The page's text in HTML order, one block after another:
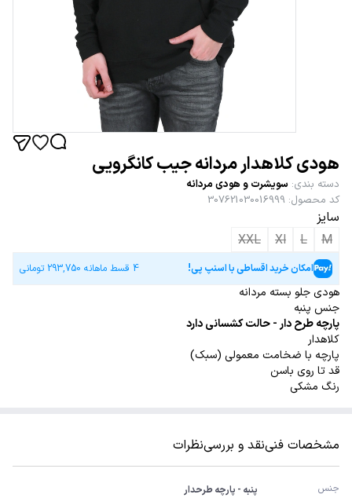
هودی کلاهدار مردانه جیب کانگرویی
دسته بندی: سویشرت و هودی مردانه
کد محصول:
307621030016999
سایز
M
L
Xl
XXL
امکان خرید اقساطی با اسنپ پی! 4 قسط ماهانه 293,750 تومانی
هودی جلو بسته مردانه
جنس پنبه
پارچه طرح دار - حالت کشسانی دارد
کلاهدار
پارچه با ضخامت معمولی (سبک)
قد تا روی باسن
رنگ مشکی
مشخصات فنینقد و بررسینظرات
جنس پنبه - پارچه طرحدار